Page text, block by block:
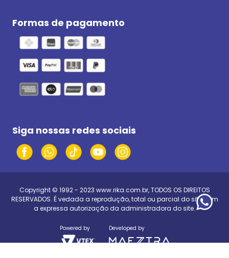
Formas de pagamento
Siga nossas redes sociais
Copyright © 1992 - 2023 www.rika.com.br, TODOS OS DIREITOS
RESERVADOS. É vedada a reprodução, total ou parcial do site, sem
a expressa autorização da administradora do site.
Powered by Developed by